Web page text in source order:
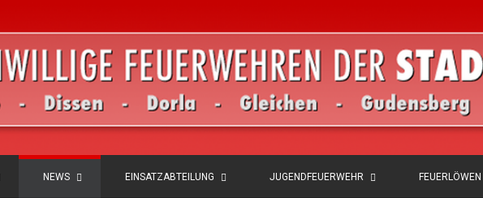
NEWS EINSATZABTEILUNG JUGENDFEUERWEHR FEUERLÖWEN